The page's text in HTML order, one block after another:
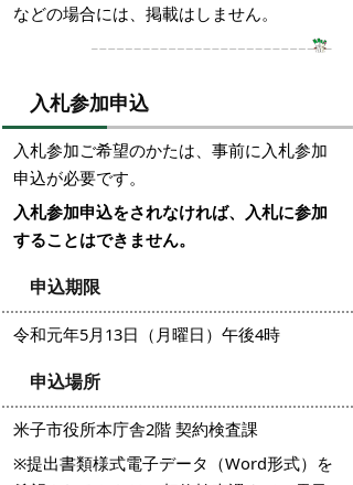
などの場合には、掲載はしません。
入札参加申込
入札参加ご希望のかたは、事前に入札参加
申込が必要です。
入札参加申込をされなければ、入札に参加
することはできません。
申込期限
令和元年5月13日（月曜日）午後4時
申込場所
米子市役所本庁舎2階 契約検査課
※提出書類様式電子データ（Word形式）を